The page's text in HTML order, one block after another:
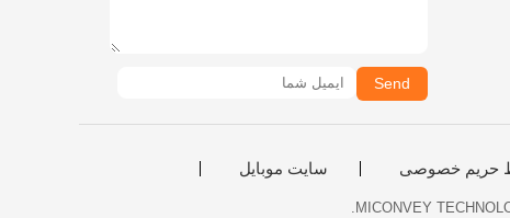
Send
حریم خصوصی سایت موبایل